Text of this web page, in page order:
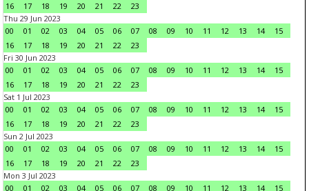
16
17 18 19 20 21 22
23
Thu 29 Jun 2023
00
01 02 03 04 05 06 07 08 09 10 11 12 13 14
15
16
17 18 19 20 21 22
23
Fri 30 Jun 2023
00
01 02 03 04 05 06 07 08 09 10 11 12 13 14
15
16
17 18 19 20 21 22
23
Sat 1 Jul 2023
00
01 02 03 04 05 06 07 08 09 10 11 12 13 14
15
16
17 18 19 20 21 22
23
Sun 2 Jul 2023
00
01 02 03 04 05 06 07 08 09 10 11 12 13 14
15
16
17 18 19 20 21 22
23
Mon 3 Jul 2023
00
01 02 03 04 05 06 07 08 09 10 11 12 13 14
15